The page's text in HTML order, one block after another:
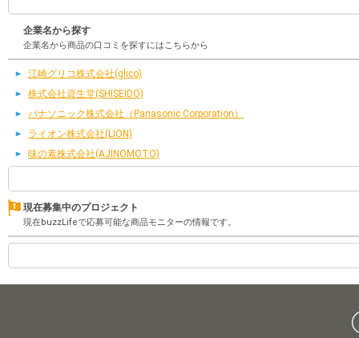
企業名から探す
企業名から商品の口コミを探すにはこちらから
江崎グリコ株式会社(glico)
株式会社資生堂(SHISEIDO)
パナソニック株式会社（Panasonic Corporation）
ライオン株式会社(LION)
味の素株式会社(AJINOMOTO)
現在募集中のプロジェクト
現在buzzLifeで応募可能な商品モニターの情報です。